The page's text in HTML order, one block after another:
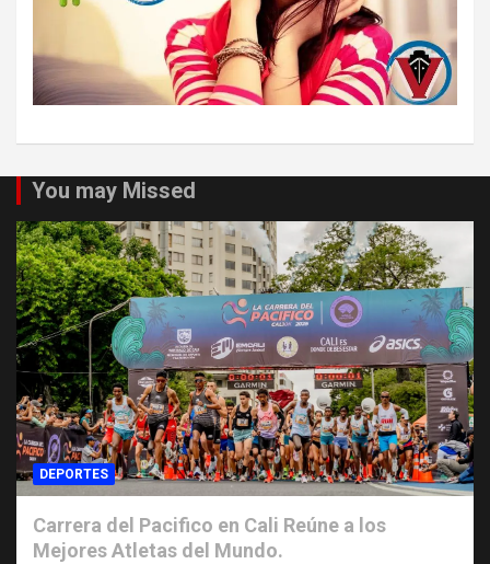
You may Missed
DEPORTES
Carrera del Pacifico en Cali Reúne a los
Mejores Atletas del Mundo.